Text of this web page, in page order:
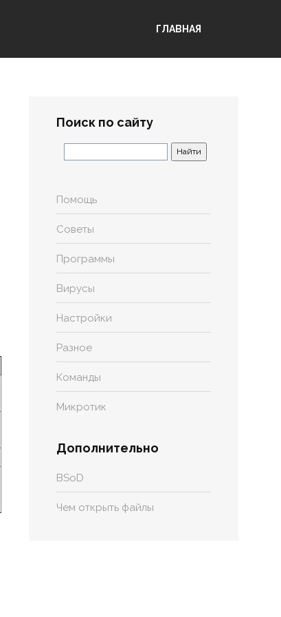
ГЛАВНАЯ
Поиск по сайту
Помощь
Советы
Программы
Вирусы
Настройки
Разное
Команды
Микротик
Дополнительно
BSoD
Чем открыть файлы